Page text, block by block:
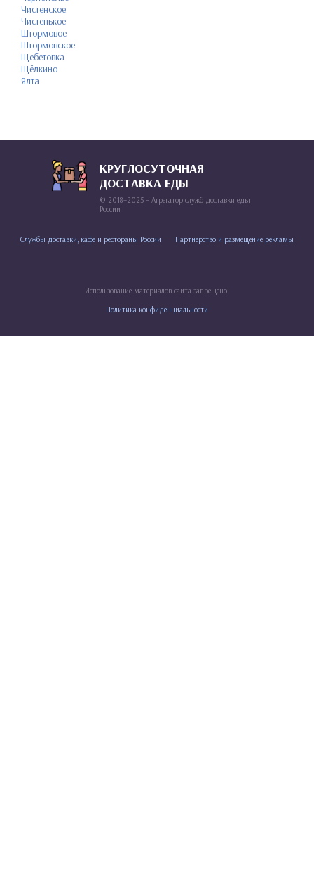
Чистенское
Чистенькое
Штормовое
Штормовское
Щебетовка
Щёлкино
Ялта
КРУГЛОСУТОЧНАЯ
ДОСТАВКА ЕДЫ
© 2018–2025 – Агрегатор служб доставки еды
России
Службы доставки, кафе и рестораны России Партнерство и размещение рекламы
Использование материалов сайта запрещено!
Политика конфиденциальности